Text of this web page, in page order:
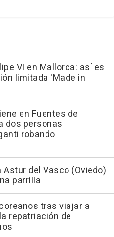
VI en Mallorca: así es
limitada 'Made in
en Fuentes de
dos personas
robando
Astur del Vasco (Oviedo)
parrilla
tras viajar a
repatriación de